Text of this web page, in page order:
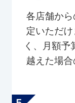
各店舗か
定いただ
く、月額予
越えた場